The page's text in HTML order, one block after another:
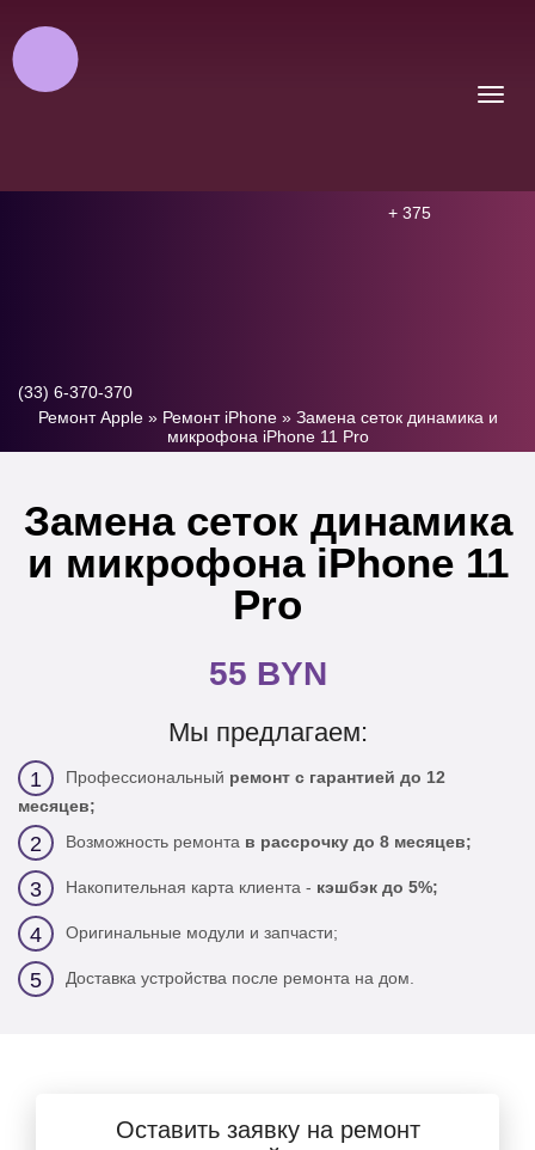
+ 375
(33) 6-370-370
Ремонт Apple» Ремонт iPhone» Замена сеток динамика и
микрофона iPhone 11 Pro
Замена сеток динамика
и микрофона iPhone 11
Pro
55 BYN
Мы предлагаем:
1 Профессиональный ремонт с гарантией до 12
месяцев;
2 Возможность ремонта в рассрочку до 8 месяцев;
3 Накопительная карта клиента - кэшбэк до 5%;
4 Оригинальные модули и запчасти;
5 Доставка устройства после ремонта на дом.
Оставить заявку на ремонт